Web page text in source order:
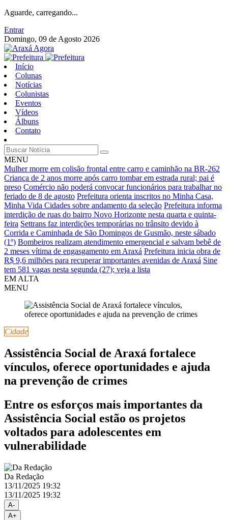
Aguarde, carregando...
Entrar
Domingo, 09 de Agosto 2026
Início
Colunas
Notícias
Colunistas
Eventos
Vídeos
Álbuns
Contato
MENU
Mulher morre em colisão frontal entre carro e caminhão na BR-262
Criança de 2 anos morre após carro tombar em estrada rural; pai é
preso Comércio não poderá convocar funcionários para trabalhar no
feriado de 8 de agosto Prefeitura orienta inscritos no Minha Casa,
Minha Vida Cidades sobre andamento da seleção Prefeitura informa
interdição de ruas do bairro Novo Horizonte nesta quarta e quinta-
feira Settrans faz interdições temporárias no trânsito devido à
Corrida e Caminhada de São Domingos de Gusmão, neste sábado
(1º) Bombeiros realizam atendimento emergencial e salvam bebê de
2 meses vítima de engasgamento em Araxá Prefeitura inicia obra de
R$ 9,6 milhões para recuperar importantes avenidas de Araxá Sine
tem 581 vagas nesta segunda (27); veja a lista
EM ALTA
MENU
Cidade
Assistência Social de Araxá fortalece
vínculos, oferece oportunidades e ajuda
na prevenção de crimes
Entre os esforços mais importantes da
Assistência Social estão os projetos
voltados para adolescentes em
vulnerabilidade
Da Redação
13/11/2025 19:32
13/11/2025 19:32
A-
A+